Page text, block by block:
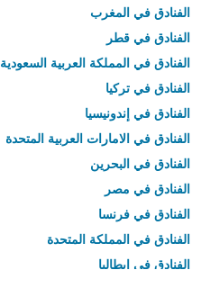
الفنادق في المغرب
الفنادق في قطر
الفنادق في المملكة العربية السعودية
الفنادق في تركيا
الفنادق في إندونيسيا
الفنادق في الامارات العربية المتحدة
الفنادق في البحرين
الفنادق في مصر
الفنادق في فرنسا
الفنادق في المملكة المتحدة
الفنادق في إيطاليا